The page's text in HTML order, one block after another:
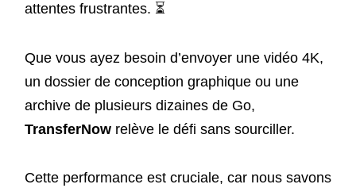
attentes frustrantes. ⏳
Que vous ayez besoin d’envoyer une vidéo 4K,
un dossier de conception graphique ou une
archive de plusieurs dizaines de Go,
TransferNowrelève le défi sans sourciller.
Cette performance est cruciale, car nous savons